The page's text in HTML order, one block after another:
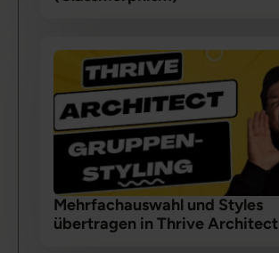
Mehrfachauswahl und Styles
übertragen in Thrive Architect